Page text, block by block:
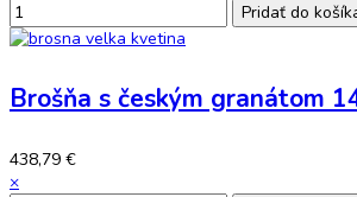
Brošňa s českým granátom
438,79 €
×